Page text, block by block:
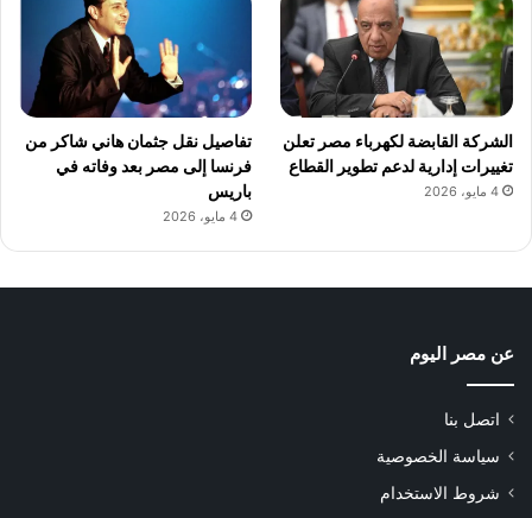
الشركة القابضة لكهرباء مصر تعلن
تغييرات إدارية لدعم تطوير القطاع
4 مايو، 2026
تفاصيل نقل جثمان هاني شاكر من
فرنسا إلى مصر بعد وفاته في
باريس
4 مايو، 2026
عن مصر اليوم
اتصل بنا
سياسة الخصوصية
شروط الاستخدام